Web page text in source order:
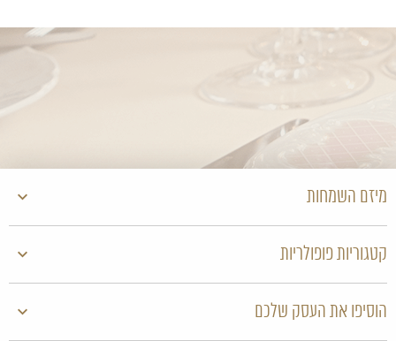
מיזם השמחות
קטגוריות פופולריות
הוסיפו את העסק שלכם